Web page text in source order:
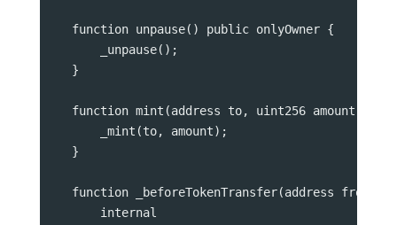
    function unpause() public onlyOwner {
        _unpause();
    }
function mint(address to, uint256 amount)
        _mint(to, amount);
    }
function _beforeTokenTransfer(address from,
        internal